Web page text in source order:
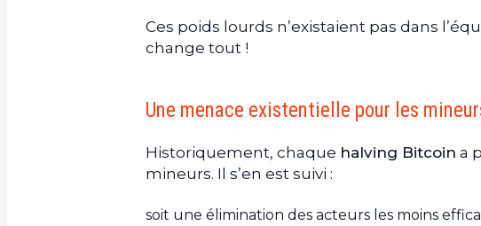
Ces poids lourds n’existaient pas dans
change tout !
Une menace existentielle pour les
Historiquement, chaque halving Bitcoin a
mineurs. Il s’en est suivi :
soit une élimination des acteurs les moins